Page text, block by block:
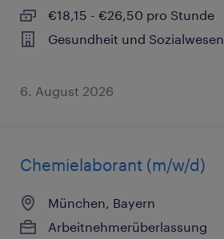
€18,15 - €26,50 pro Stunde
Gesundheit und Sozialwesen
6. August 2026
Chemielaborant (m/w/d)
München, Bayern
Arbeitnehmerüberlassung